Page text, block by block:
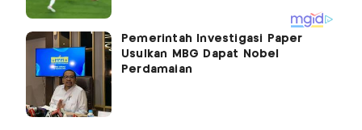
Pemerintah Investigasi Paper
Usulkan MBG Dapat Nobel
Perdamaian